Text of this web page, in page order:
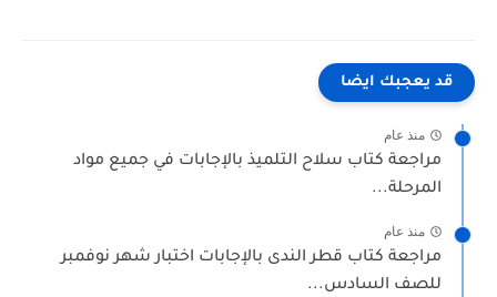
قد يعجبك ايضا
منذ عام
مراجعة كتاب سلاح التلميذ بالإجابات في جميع مواد
المرحلة...
منذ عام
مراجعة كتاب قطر الندى بالإجابات اختبار شهر نوفمبر
للصف السادس...